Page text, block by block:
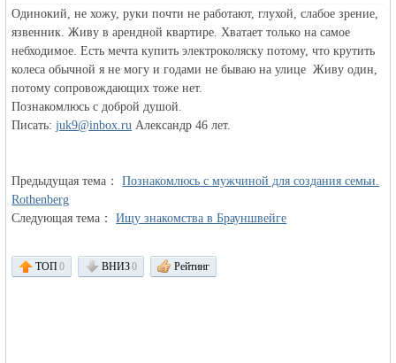
объявления в
Одинокий, не хожу, руки почти не работают, глухой, слабое зрение,
язвенник. Живу в арендной квартире. Хватает только на самое
небходимое. Есть мечта купить электроколяску потому, что крутить
колеса обычной я не могу и годами не бываю на улице Живу один,
потому сопровождающих тоже нет.
Познакомлюсь с доброй душой.
Писать:juk9@inbox.ru Александр 46 лет.
Предыдущая тема：Познакомлюсь с мужчиной для создания семьи.
Rothenberg
Следующая тема：Ищу знакомства в Брауншвейге
ТОП0 ВНИЗ0 Рейтинг